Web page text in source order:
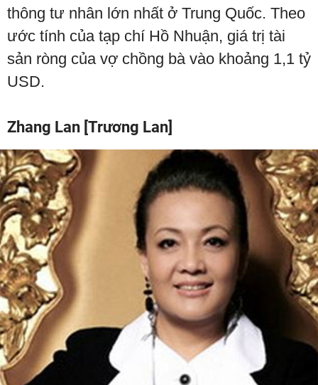
thông tư nhân lớn nhất ở Trung Quốc. Theo
ước tính của tạp chí Hồ Nhuận, giá trị tài
sản ròng của vợ chồng bà vào khoảng 1,1 tỷ
USD.
Zhang Lan [Trương Lan]